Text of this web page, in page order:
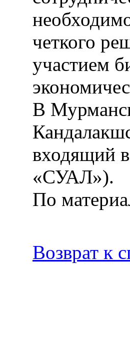
четкого
участием
В
входящий
«СУАЛ»).
По
Возврат к